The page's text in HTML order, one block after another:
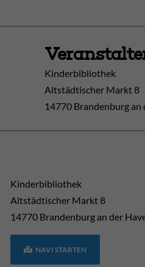
Kinderbibliothek
Altstädtischer Markt 8
14770 Brandenburg an
Kinderbibliothek
Altstädtischer Markt 8
14770 Brandenburg an der
NAVI STARTEN